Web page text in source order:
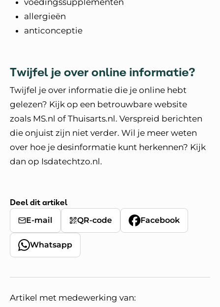
voedingssupplementen
allergieën
anticonceptie
Twijfel je over online informatie?
Twijfel je over informatie die je online hebt
gelezen? Kijk op een betrouwbare website
zoals MS.nl of Thuisarts.nl. Verspreid berichten
die onjuist zijn niet verder. Wil je meer weten
over hoe je desinformatie kunt herkennen? Kijk
dan op Isdatechtzo.nl.
Deel dit artikel
E-mail QR-code Facebook
Whatsapp
Artikel met medewerking van: